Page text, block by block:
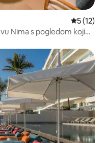
Prosječna
5 (12)
Nima s pogledom koji
„Odabrali gosti”